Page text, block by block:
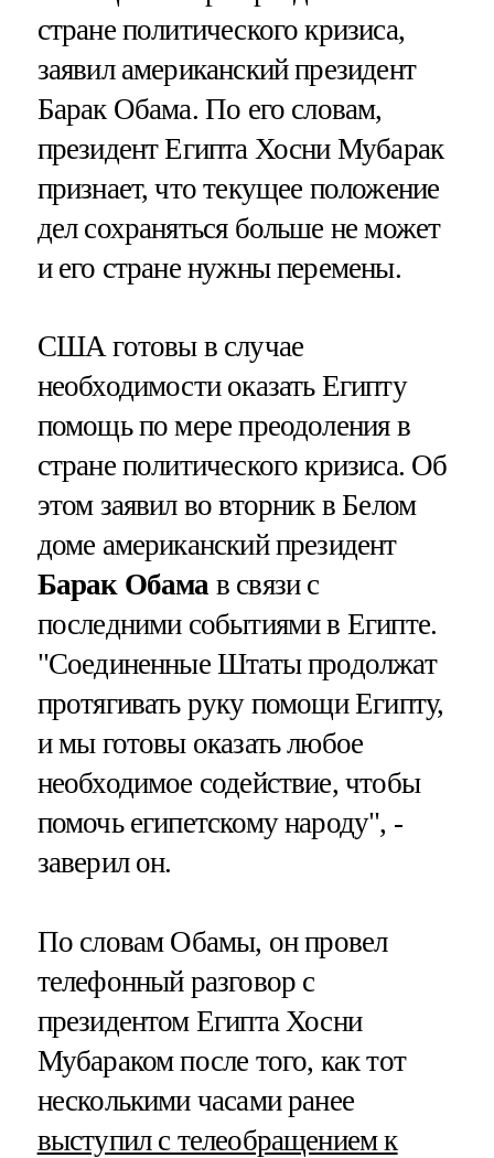
стране политического кризиса,
заявил американский президент
Барак Обама. По его словам,
президент Египта Хосни Мубарак
признает, что текущее положение
дел сохраняться больше не может
и его стране нужны перемены.
США готовы в случае
необходимости оказать Египту
помощь по мере преодоления в
стране политического кризиса. Об
этом заявил во вторник в Белом
доме американский президент
Барак Обама в связи с
последними событиями в Египте.
"Соединенные Штаты продолжат
протягивать руку помощи Египту,
и мы готовы оказать любое
необходимое содействие, чтобы
помочь египетскому народу", -
заверил он.
По словам Обамы, он провел
телефонный разговор с
президентом Египта Хосни
Мубараком после того, как тот
несколькими часами ранее
выступил с телеобращением к